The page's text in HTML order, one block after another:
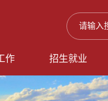
作 招生就业